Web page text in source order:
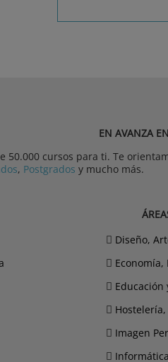
EN AVANZA
50.000 cursos para ti. Te
, Postgrados y mucho más.
Diseño,
Economía,
Educación
Imagen